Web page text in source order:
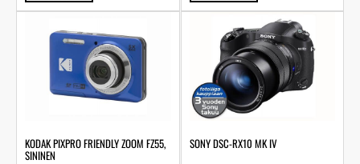
KODAK PIXPRO FRIENDLY ZOOM FZ55,
SININEN
SONY DSC-RX10 MK IV